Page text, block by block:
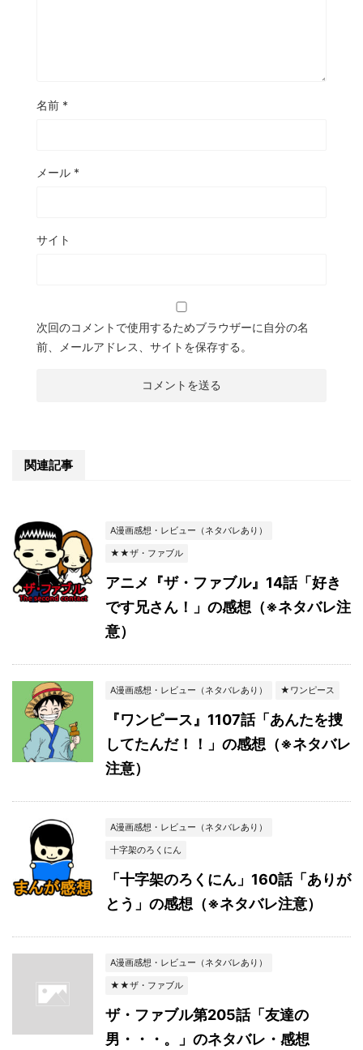
名前 *
メール *
サイト
次回のコメントで使用するためブラウザーに自分の名
前、メールアドレス、サイトを保存する。
関連記事
A漫画感想・レビュー（ネタバレあり）
★★ザ・ファブル
アニメ『ザ・ファブル』14話「好き
です兄さん！」の感想（※ネタバレ注
意）
A漫画感想・レビュー（ネタバレあり） ★ワンピース
『ワンピース』1107話「あんたを捜
してたんだ！！」の感想（※ネタバレ
注意）
A漫画感想・レビュー（ネタバレあり）
十字架のろくにん
「十字架のろくにん」160話「ありが
とう」の感想（※ネタバレ注意）
A漫画感想・レビュー（ネタバレあり）
★★ザ・ファブル
ザ・ファブル第205話「友達の
男・・・。」のネタバレ・感想